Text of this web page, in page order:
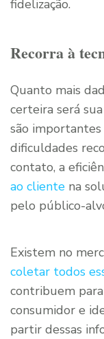
fidelização.
Recorra à
Quanto mais
certeira será
são importantes
dificuldades
contato, a
ao cliente na
pelo público-
Existem no
coletar todos
contribuem
consumidor e
partir dessas